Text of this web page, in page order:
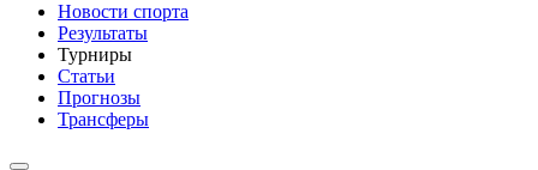
Новости спорта
Результаты
Турниры
Статьи
Прогнозы
Трансферы